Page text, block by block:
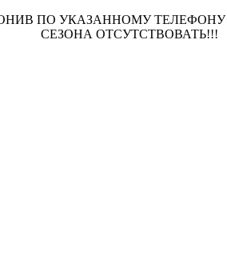
ПО УКАЗАННОМУ ТЕЛЕФОНУ
СЕЗОНА ОТСУТСТВОВАТЬ!!!